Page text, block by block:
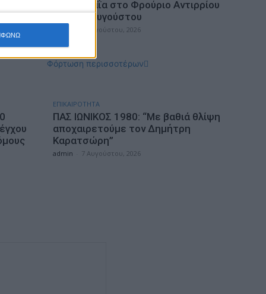
Η Ηρώ Σαΐα στο Φρούριο Αντιρρίου
στις 17 Αυγούστου
7 Αυγούστου, 2026
ΕΠΙΚΑΙΡΟΤΗΤΑ
ΠΑΣ ΙΩΝΙΚΟΣ 1980: “Mε βαθιά θλίψη
αποχαιρετούμε τον Δημήτρη
Καρατσώρη”
admin 7 Αυγούστου, 2026
Φόρτωση περισσοτέρων